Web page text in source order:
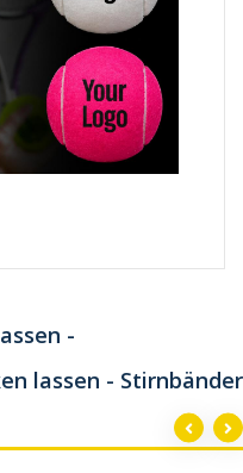
-
lassen - Stirnbänder